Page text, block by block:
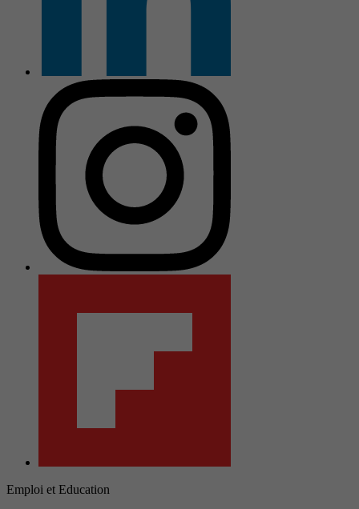
Emploi et Education